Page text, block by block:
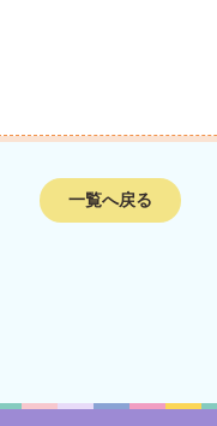
一覧へ戻る